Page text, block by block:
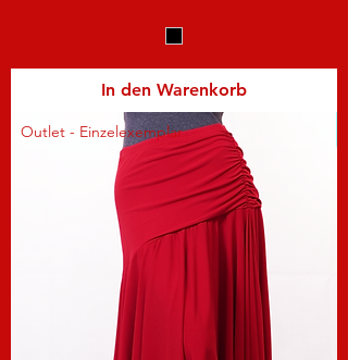
In den Warenkorb
Outlet - Einzelexemplar